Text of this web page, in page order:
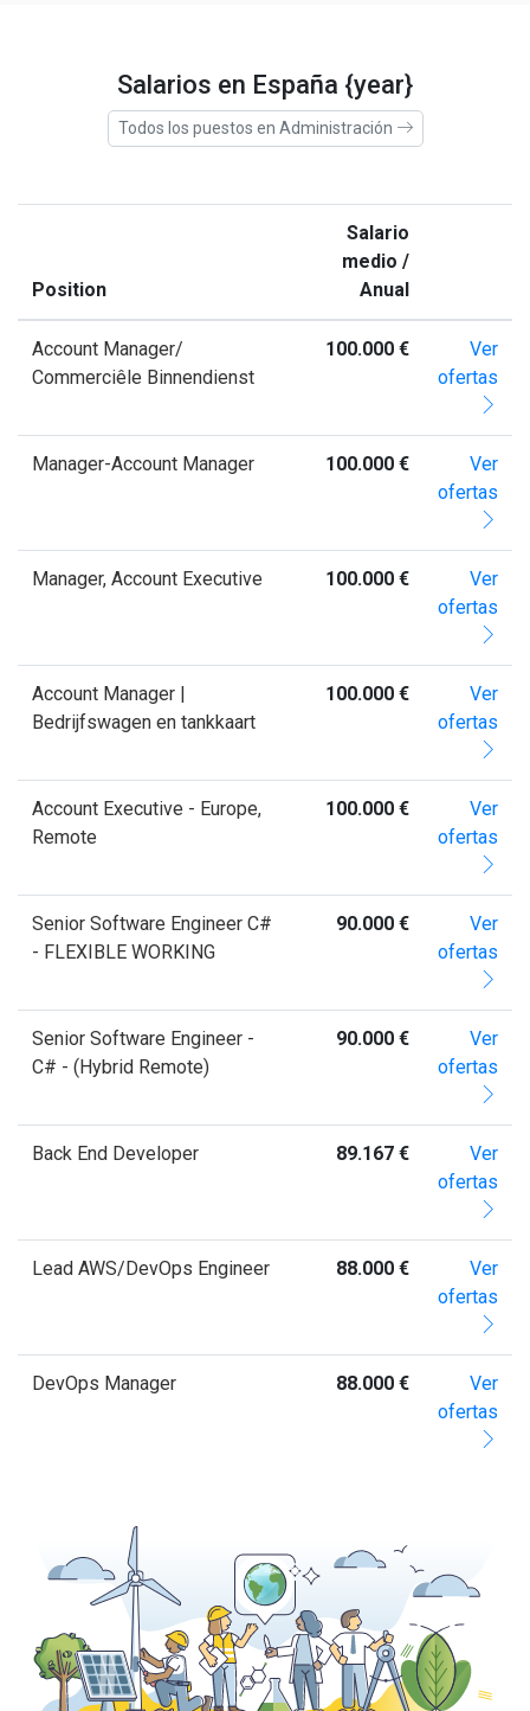
Salarios en España {year}
Todos los puestos en Administración
Position
Salario
medio /
Anual
Account Manager/
Commerciêle Binnendienst
100.000 €
Ver
ofertas
Manager-Account Manager 100.000 €
Ver
ofertas
Manager, Account Executive 100.000 €
Ver
ofertas
Account Manager |
Bedrijfswagen en tankkaart
100.000 €
Ver
ofertas
Account Executive - Europe,
Remote
100.000 €
Ver
ofertas
Senior Software Engineer C#
- FLEXIBLE WORKING
90.000 €
Ver
ofertas
Senior Software Engineer -
C# - (Hybrid Remote)
90.000 €
Ver
ofertas
Back End Developer 89.167 €
Ver
ofertas
Lead AWS/DevOps Engineer 88.000 €
Ver
ofertas
DevOps Manager 88.000 €
Ver
ofertas